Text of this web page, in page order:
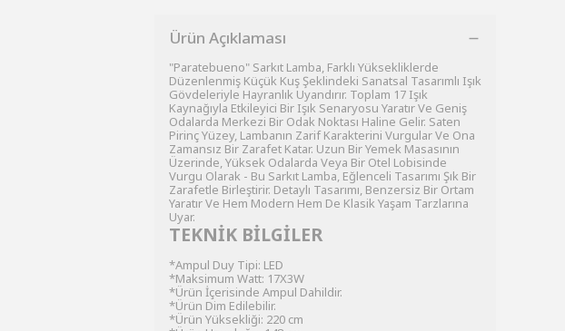
Ürün Açıklaması
"Paratebueno" Sarkıt Lamba, Farklı Yüksekliklerde
Düzenlenmiş Küçük Kuş Şeklindeki Sanatsal Tasarımlı Işık
Gövdeleriyle Hayranlık Uyandırır. Toplam 17 Işık
Kaynağıyla Etkileyici Bir Işık Senaryosu Yaratır Ve Geniş
Odalarda Merkezi Bir Odak Noktası Haline Gelir. Saten
Pirinç Yüzey, Lambanın Zarif Karakterini Vurgular Ve Ona
Zamansız Bir Zarafet Katar. Uzun Bir Yemek Masasının
Üzerinde, Yüksek Odalarda Veya Bir Otel Lobisinde
Vurgu Olarak - Bu Sarkıt Lamba, Eğlenceli Tasarımı Şık Bir
Zarafetle Birleştirir. Detaylı Tasarımı, Benzersiz Bir Ortam
Yaratır Ve Hem Modern Hem De Klasik Yaşam Tarzlarına
Uyar.
TEKNİK BİLGİLER
*Ampul Duy Tipi: LED
*Maksimum Watt: 17X3W
*Ürün İçerisinde Ampul Dahildir.
*Ürün Dim Edilebilir.
*Ürün Yüksekliği: 220 cm